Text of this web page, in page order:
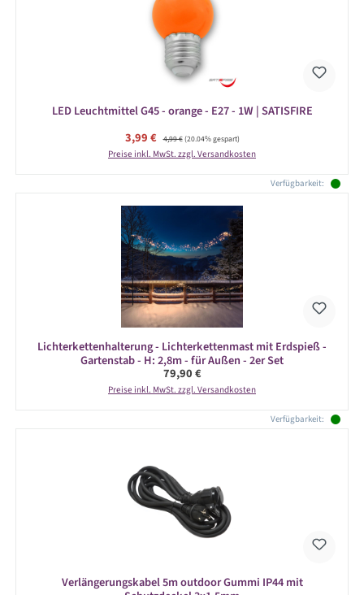
LED Leuchtmittel G45 - orange - E27 - 1W | SATISFIRE
Verkaufspreis:
3,99 € Regulärer Preis:
4,99 €(20.04% gespart)
Preise inkl. MwSt. zzgl. Versandkosten
Verfügbarkeit:
Lichterkettenhalterung - Lichterkettenmast mit Erdspieß -
Gartenstab - H: 2,8m - für Außen - 2er Set
Regulärer Preis:
79,90 €
Preise inkl. MwSt. zzgl. Versandkosten
Verfügbarkeit:
Verlängerungskabel 5m outdoor Gummi IP44 mit